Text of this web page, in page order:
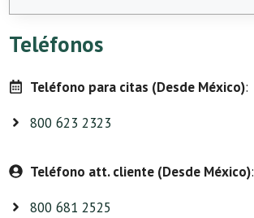
Teléfonos
Teléfono para citas (Desde México):
800 623 2323
Teléfono att. cliente (Desde México):
800 681 2525